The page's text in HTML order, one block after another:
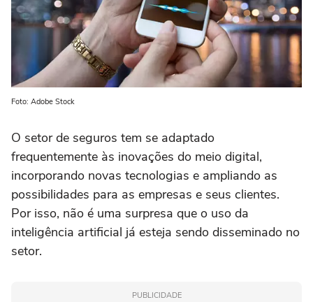
Foto: Adobe Stock
O setor de seguros tem se adaptado
frequentemente às inovações do meio digital,
incorporando novas tecnologias e ampliando as
possibilidades para as empresas e seus clientes.
Por isso, não é uma surpresa que o uso da
inteligência artificial já esteja sendo disseminado no
setor.
PUBLICIDADE